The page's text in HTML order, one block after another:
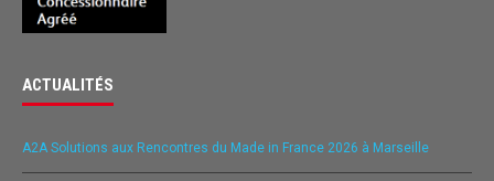
ACTUALITÉS
A2A Solutions aux Rencontres du Made in France 2026 à Marseille